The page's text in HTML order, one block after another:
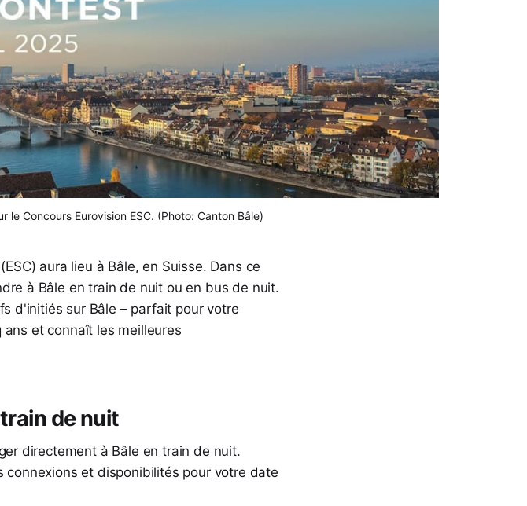
Concours Eurovision ESC. (Photo: Canton Bâle)
aura lieu à Bâle, en Suisse. Dans ce
à Bâle en train de nuit ou en bus de nuit.
d'initiés sur Bâle – parfait pour votre
ans et connaît les meilleures
de nuit
directement à Bâle en train de nuit.
connexions et disponibilités pour votre date